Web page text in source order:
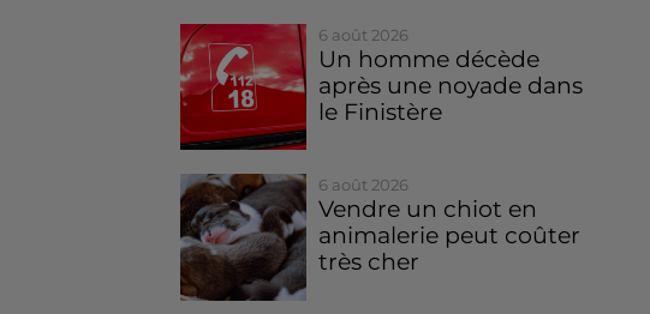
6 août 2026
Un homme décède
après une noyade dans
le Finistère
6 août 2026
Vendre un chiot en
animalerie peut coûter
très cher